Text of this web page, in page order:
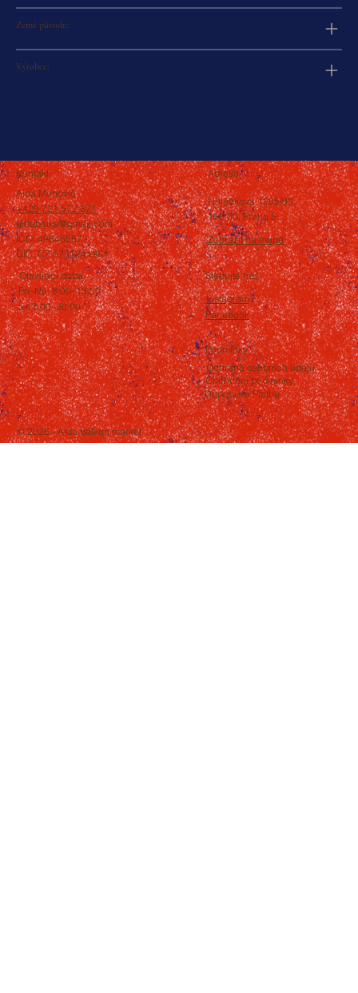
Země původu:
Výrobce:
Kontakt
Aida Muhovič
+420 721 572 371
aidabluka@gmail.com
IČO: 49645587
DIČ: CZ 6751241981
Adresa
Holečkova 1205/93
150 00, Praha 5
Zobrazit na mapě
Otevírací doba
Po–Ne: 8:00–13:00
a 17:00–20:00
Sledujte nás
Instagram
Facebook
Podmínky
Ochrana osobních údajů
Obchodní podmínky
Doprava a Platba
© 2026 - Aida balkan market